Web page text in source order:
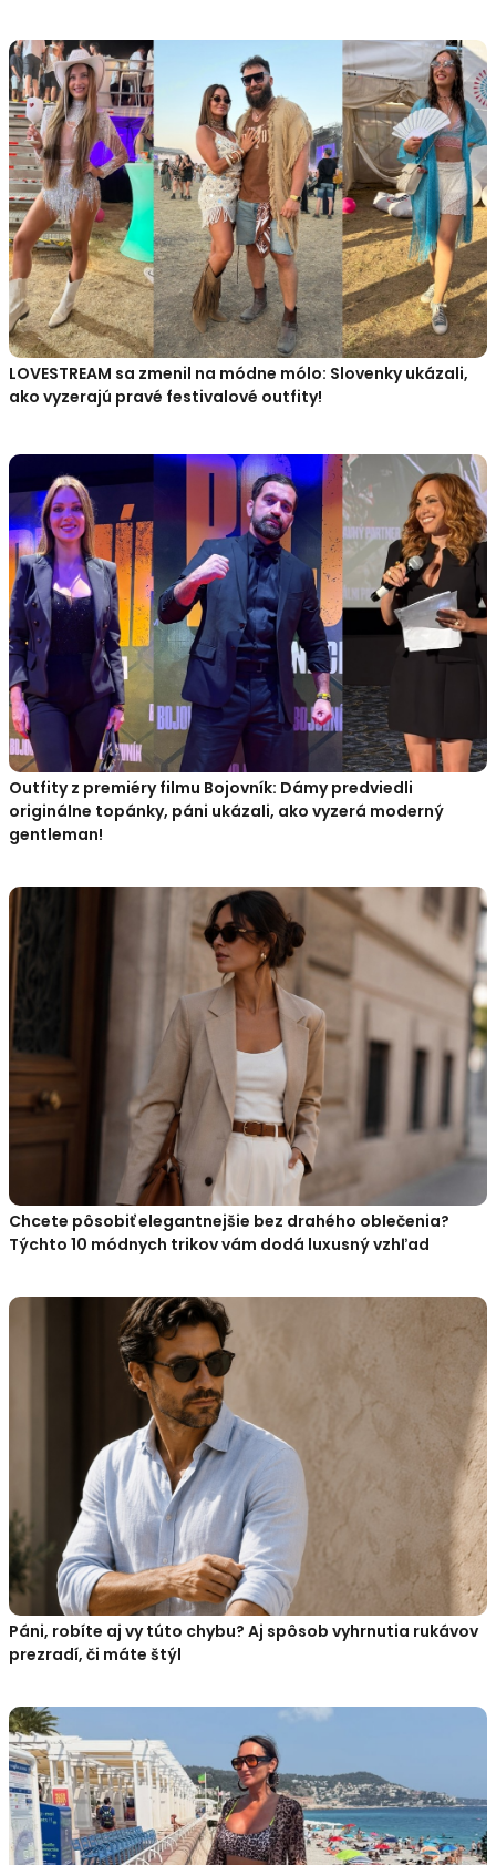
LOVESTREAM sa zmenil na módne mólo: Slovenky ukázali,
ako vyzerajú pravé festivalové outfity!
Outfity z premiéry filmu Bojovník: Dámy predviedli
originálne topánky, páni ukázali, ako vyzerá moderný
gentleman!
Chcete pôsobiť elegantnejšie bez drahého oblečenia?
Týchto 10 módnych trikov vám dodá luxusný vzhľad
Páni, robíte aj vy túto chybu? Aj spôsob vyhrnutia rukávov
prezradí, či máte štýl